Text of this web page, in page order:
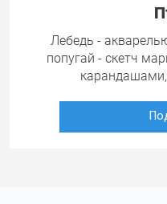
Лебедь -
попугай - скетч